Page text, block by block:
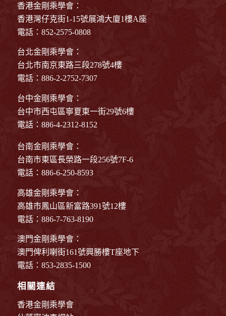
香港金剛乘學會：
香港灣仔克街1-15號展鴻大廈1樓A座
電話：852-2575-0808
台北金剛乘學會：
台北市南京東路三段278號4樓
電話：886-2-2752-7307
台中金剛乘學會：
台中市西屯區寧夏東一街29號6樓
電話：886-4-2312-8152
台南金剛乘學會：
台南市東區長榮路一段256號7F-6
電話：886-6-250-8593
高雄金剛乘學會：
高雄市鳳山區新富路391號12樓
電話：886-7-763-8190
澳門金剛乘學會：
澳門俾利喇街161號興勝樓T座地下
電話：853-2835-1500
相關連結
香港金剛乘學會